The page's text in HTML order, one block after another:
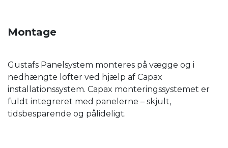
Montage
Gustafs Panelsystem monteres på vægge og i
nedhængte lofter ved hjælp af Capax
installationssystem. Capax monteringssystemet er
fuldt integreret med panelerne – skjult,
tidsbesparende og pålideligt.